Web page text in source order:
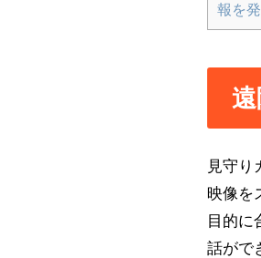
報を
見守り
映像を
目的に
話がで